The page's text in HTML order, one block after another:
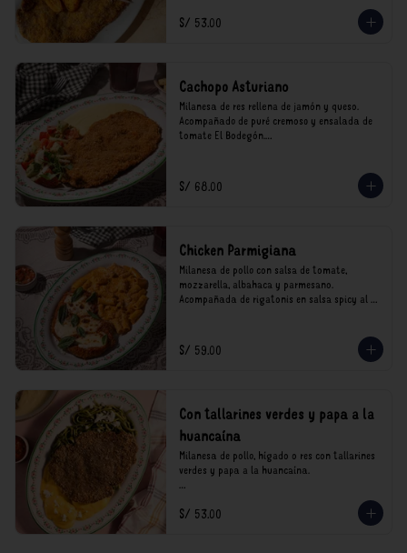
incluyen impuestos de ley y recargo al
consumo.
S/ 53.00
Cachopo Asturiano
Milanesa de res rellena de jamón y queso.
Acompañado de puré cremoso y ensalada de
tomate El Bodegón.
incluyen impuestos de ley y recargo al
consumo.
S/ 68.00
Chicken Parmigiana
Milanesa de pollo con salsa de tomate,
mozzarella, albahaca y parmesano.
Acompañada de rigatonis en salsa spicy al
*Nuestros precios están expresados en soles e
incluyen impuestos de ley y recargo al
S/ 59.00
Con tallarines verdes y papa a la
huancaína
Milanesa de pollo, hígado o res con tallarines
verdes y papa a la huancaína.
*Nuestros precios están expresados en soles e
incluyen impuestos de ley y recargo al
S/ 53.00